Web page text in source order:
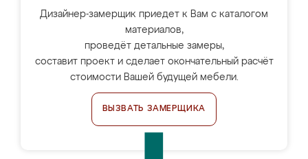
Дизайнер-замерщик приедет к Вам с каталогом
материалов,
проведёт детальные замеры,
составит проект и сделает окончательный расчёт
стоимости Вашей будущей мебели.
ВЫЗВАТЬ ЗАМЕРЩИКА